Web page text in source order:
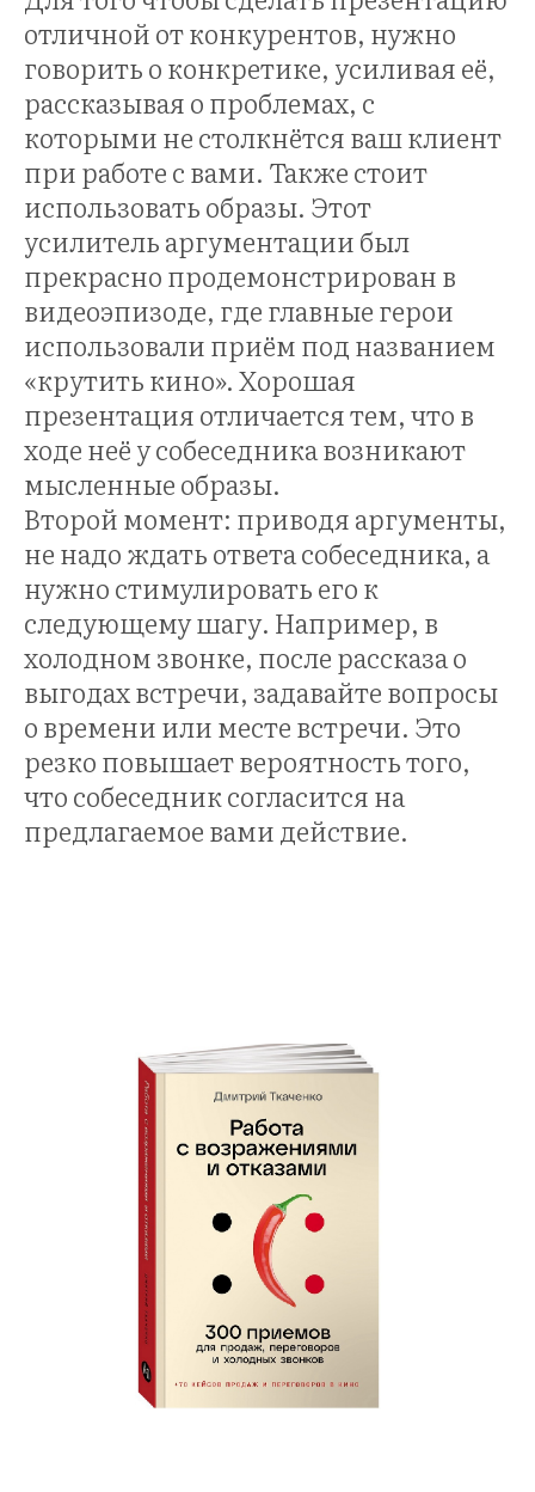
отличной от конкурентов, нужно
говорить о конкретике, усиливая её,
рассказывая о проблемах, с
которыми не столкнётся ваш клиент
при работе с вами. Также стоит
использовать образы. Этот
усилитель аргументации был
прекрасно продемонстрирован в
видеоэпизоде, где главные герои
использовали приём под названием
«крутить кино». Хорошая
презентация отличается тем, что в
ходе неё у собеседника возникают
мысленные образы.
Второй момент: приводя аргументы,
не надо ждать ответа собеседника, а
нужно стимулировать его к
следующему шагу. Например, в
холодном звонке, после рассказа о
выгодах встречи, задавайте вопросы
о времени или месте встречи. Это
резко повышает вероятность того,
что собеседник согласится на
предлагаемое вами действие.